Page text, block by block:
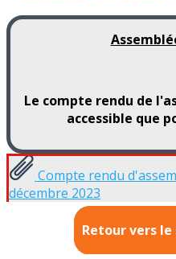
Le compte rendu de
accessible que
Compte rendu
décembre 2023
Retour vers